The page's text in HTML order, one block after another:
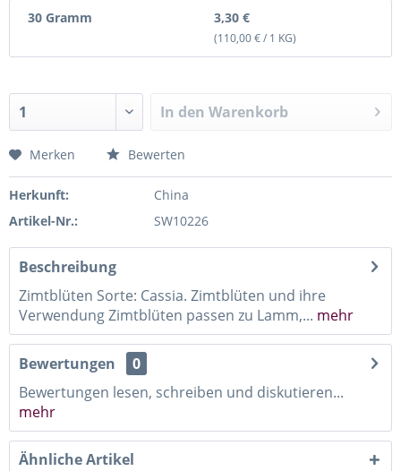
30 Gramm 3,30 €
(110,00 € / 1 KG)
In den Warenkorb
Merken Bewerten
Herkunft:
China
Artikel-Nr.:
SW10226
Beschreibung
Zimtblüten Sorte: Cassia. Zimtblüten und ihre
Verwendung Zimtblüten passen zu Lamm,... mehr
Bewertungen
0
Bewertungen lesen, schreiben und diskutieren...
mehr
Ähnliche Artikel